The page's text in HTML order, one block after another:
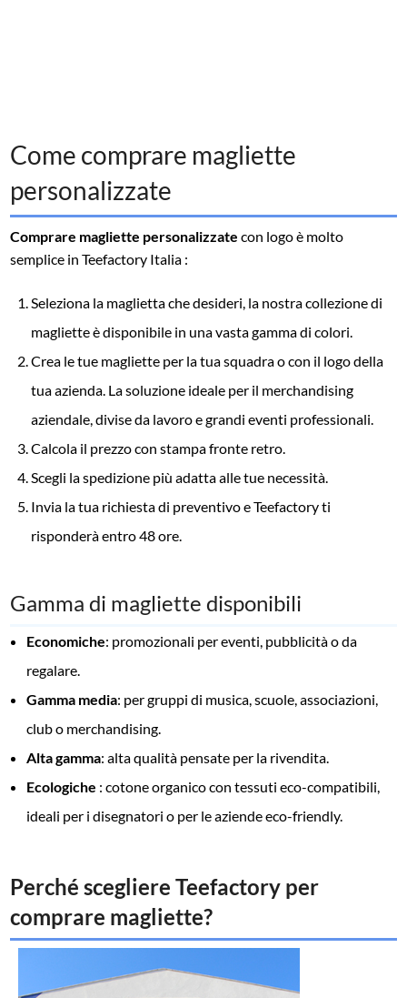
Come comprare magliette
personalizzate
Comprare magliette personalizzate con logo è molto
semplice in Teefactory Italia :
Seleziona la maglietta che desideri, la nostra collezione di
magliette è disponibile in una vasta gamma di colori.
Crea le tue magliette per la tua squadra o con il logo della
tua azienda. La soluzione ideale per il merchandising
aziendale, divise da lavoro e grandi eventi professionali.
Calcola il prezzo con stampa fronte retro.
Scegli la spedizione più adatta alle tue necessità.
Invia la tua richiesta di preventivo e Teefactory ti
risponderà entro 48 ore.
Gamma di magliette disponibili
Economiche: promozionali per eventi, pubblicità o da
regalare.
Gamma media: per gruppi di musica, scuole, associazioni,
club o merchandising.
Alta gamma: alta qualità pensate per la rivendita.
Ecologiche : cotone organico con tessuti eco-compatibili,
ideali per i disegnatori o per le aziende eco-friendly.
Perché scegliere Teefactory per
comprare magliette?